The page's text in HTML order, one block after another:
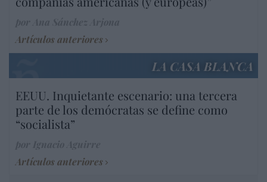
Artículos anteriores
LA CASA BLANCA
EEUU. Inquietante escenario: una tercera
parte de los demócratas se define como
“socialista”
Artículos anteriores